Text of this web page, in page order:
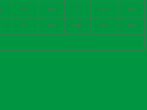
19 20 21 22 23
26 27 28 29 30